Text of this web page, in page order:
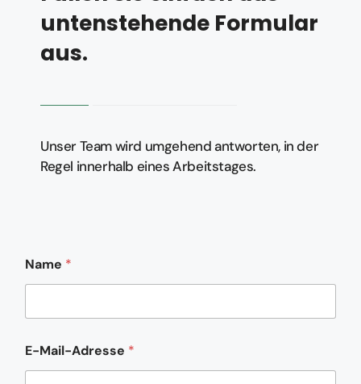
untenstehende Formular
aus.
Unser Team wird umgehend antworten, in der
Regel innerhalb eines Arbeitstages.
a
m
E
M
a
i
Name *
E-Mail-Adresse *